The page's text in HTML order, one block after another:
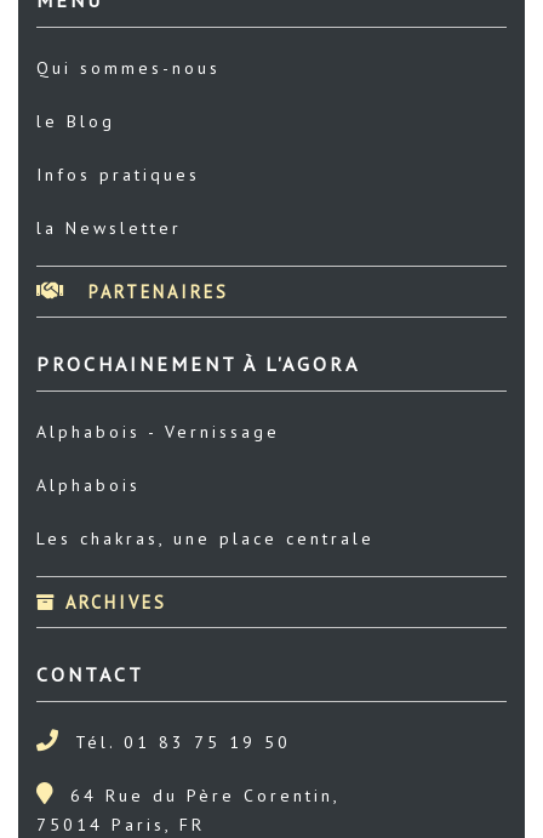
Qui sommes-nous
le Blog
Infos pratiques
la Newsletter
PARTENAIRES
PROCHAINEMENT À L'AGORA
Alphabois - Vernissage
Alphabois
Les chakras, une place centrale
ARCHIVES
CONTACT
Tél. 01 83 75 19 50
64 Rue du Père Corentin,
75014 Paris, FR